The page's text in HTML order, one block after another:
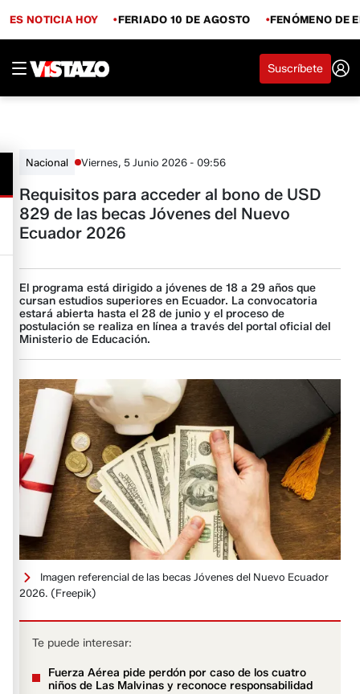
ES NOTICIA HOY FERIADO 10 DE AGOSTO FENÓMENO DE
Suscríbete
Nacional Viernes, 5 Junio 2026 - 09:56
Requisitos para acceder al bono de USD
829 de las becas Jóvenes del Nuevo
Ecuador 2026
El programa está dirigido a jóvenes de 18 a 29 años que
cursan estudios superiores en Ecuador. La convocatoria
estará abierta hasta el 28 de junio y el proceso de
postulación se realiza en línea a través del portal oficial del
Ministerio de Educación.
Imagen referencial de las becas Jóvenes del Nuevo Ecuador
2026. (Freepik)
Te puede interesar:
Fuerza Aérea pide perdón por caso de los cuatro
niños de Las Malvinas y reconoce responsabilidad